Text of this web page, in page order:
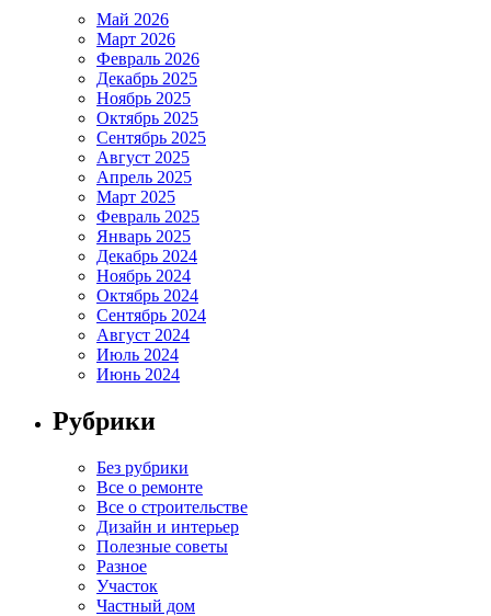
Май 2026
Март 2026
Февраль 2026
Декабрь 2025
Ноябрь 2025
Октябрь 2025
Сентябрь 2025
Август 2025
Апрель 2025
Март 2025
Февраль 2025
Январь 2025
Декабрь 2024
Ноябрь 2024
Октябрь 2024
Сентябрь 2024
Август 2024
Июль 2024
Июнь 2024
Рубрики
Без рубрики
Все о ремонте
Все о строительстве
Дизайн и интерьер
Полезные советы
Разное
Участок
Частный дом